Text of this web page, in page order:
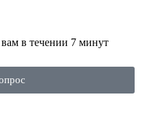
в течении 7 минут